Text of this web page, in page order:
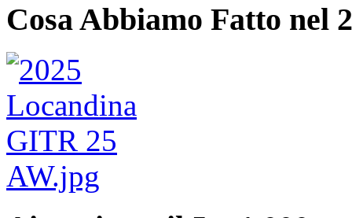
Cosa Abbiamo Fatto nel